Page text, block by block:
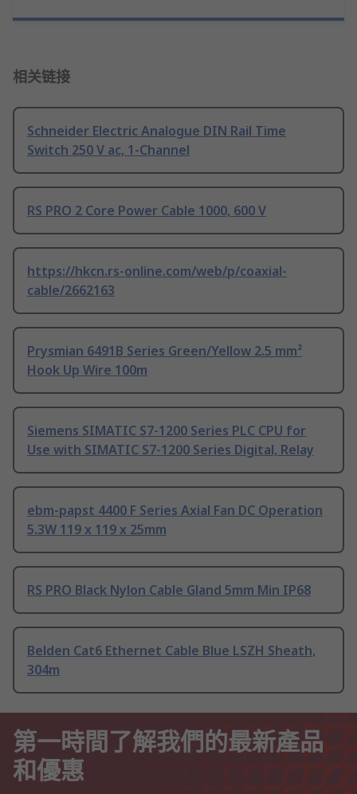
相关链接
Schneider Electric Analogue DIN Rail Time
Switch 250 V ac, 1-Channel
RS PRO 2 Core Power Cable 1000, 600 V
https://hkcn.rs-online.com/web/p/coaxial-
cable/2662163
Prysmian 6491B Series Green/Yellow 2.5 mm²
Hook Up Wire 100m
Siemens SIMATIC S7-1200 Series PLC CPU for
Use with SIMATIC S7-1200 Series Digital, Relay
ebm-papst 4400 F Series Axial Fan DC Operation
5.3W 119 x 119 x 25mm
RS PRO Black Nylon Cable Gland 5mm Min IP68
Belden Cat6 Ethernet Cable Blue LSZH Sheath,
304m
第一時間了解我們的最新產品
和優惠